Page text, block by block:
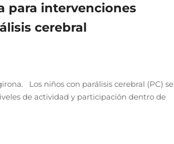
para intervenciones
cerebral
Los niños con parálisis cerebral (PC) se
de actividad y participación dentro de